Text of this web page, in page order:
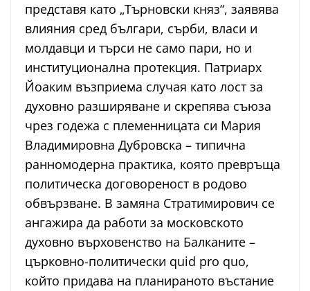
представя като „Търновски княз“, заявява
влияния сред българи, сърби, власи и
молдавци и търси не само пари, но и
институционална протекция. Патриарх
Йоаким възприема случая като лост за
духовно разширяване и скрепява съюза
чрез годежа с племенницата си Мария
Владимировна Дубровска – типична
ранномодерна практика, която превръща
политическа договореност в родово
обвързване. В замяна Стратимирович се
ангажира да работи за московското
духовно върховенство на Балканите –
църковно-политически quid pro quo,
който придава на планираното въстание